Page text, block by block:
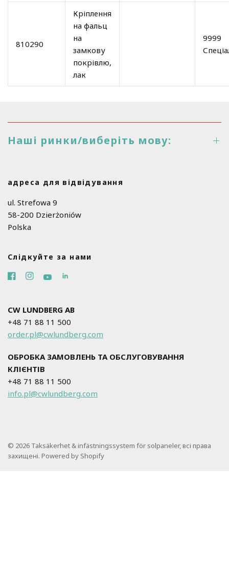
810290
Кріплення
на фальц
на
замкову
покрівлю,
лак
9999
Наші ринки/виберіть мову:
адреса для відвідування
ul. Strefowa 9
58-200 Dzierżoniów
Polska
Слідкуйте за нами
CW LUNDBERG AB
+48 71 88 11 500
order.pl@cwlundberg.com
ОБРОБКА ЗАМОВЛЕНЬ ТА ОБСЛУГОВУВАННЯ
КЛІЄНТІВ
+48 71 88 11 500
info.pl@cwlundberg.com
© 2026 Taksäkerhet & infästningssystem för solpaneler, всі права
захищені. Powered by Shopify